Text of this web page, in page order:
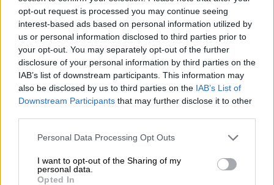
opt-out request is processed you may continue seeing
interest-based ads based on personal information utilized by
us or personal information disclosed to third parties prior to
your opt-out. You may separately opt-out of the further
disclosure of your personal information by third parties on the
IAB’s list of downstream participants. This information may
also be disclosed by us to third parties on the IAB’s List of
Downstream Participants that may further disclose it to other
Personal Data Processing Opt Outs
I want to opt-out of the Sharing of my
personal data.
Opted In
06.08.2026
10.000 φορές η διεθνής επιστημονική κοινότητα παρέπεμψε
στο έργο του – Ποιος είναι ο Έλληνας χειρουργός Χρήστος
Κοντοβουνήσιος
06.08.2026
Μιχάλης Τάτσης, Insurance & Healthcare Analyst, διευθυντής
Επιχειρηματικής Ανάπτυξης Ομίλου HHG
Όταν η επόμενη μέρα είναι στάχτη, τι θα πει ο Ασφαλιστικός